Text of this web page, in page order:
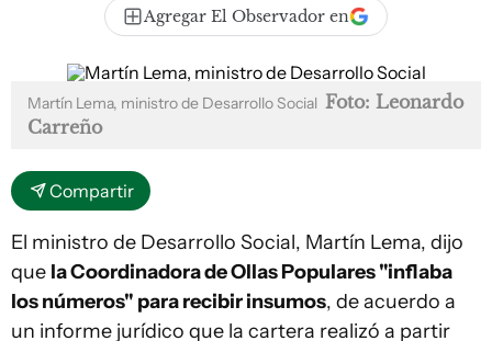
Agregar El Observador en
Martín Lema, ministro de Desarrollo Social Foto: Leonardo
Carreño
Compartir
El ministro de Desarrollo Social, Martín Lema, dijo
que la Coordinadora de Ollas Populares "inflaba
los números" para recibir insumos, de acuerdo a
un informe jurídico que la cartera realizó a partir